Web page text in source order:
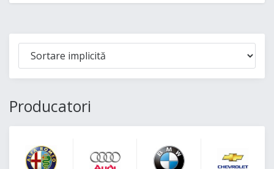
Producatori